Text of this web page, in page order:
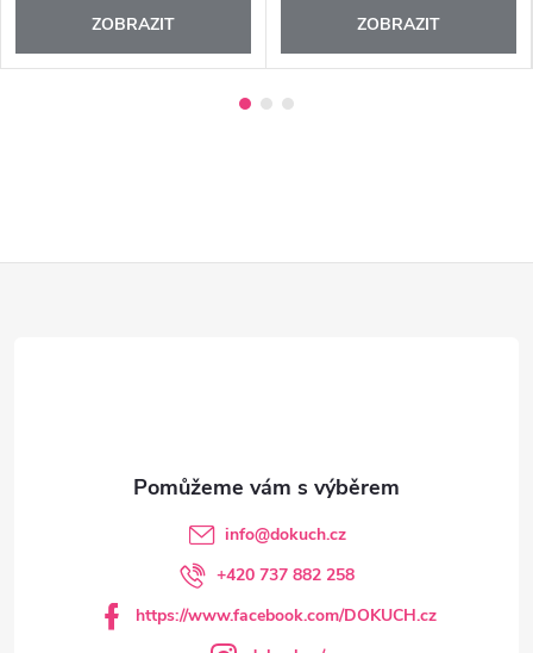
ZOBRAZIT ZOBRAZIT
info@dokuch.cz
+420 737 882 258
https://www.facebook.com/DOKUCH.cz